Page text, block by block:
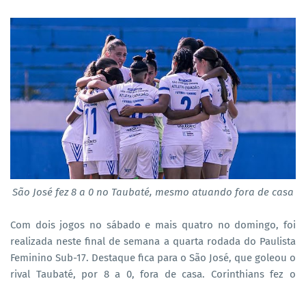
São José fez 8 a 0 no Taubaté, mesmo atuando fora de casa
Com dois jogos no sábado e mais quatro no domingo, foi
realizada neste final de semana a quarta rodada do Paulista
Feminino Sub-17. Destaque fica para o São José, que goleou o
rival Taubaté, por 8 a 0, fora de casa. Corinthians fez o